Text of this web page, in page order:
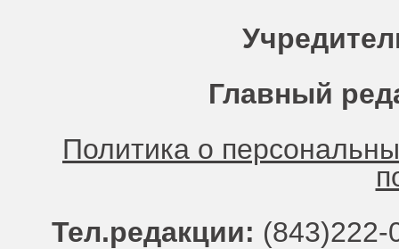
Главный
Политика о
Тел.редакции: